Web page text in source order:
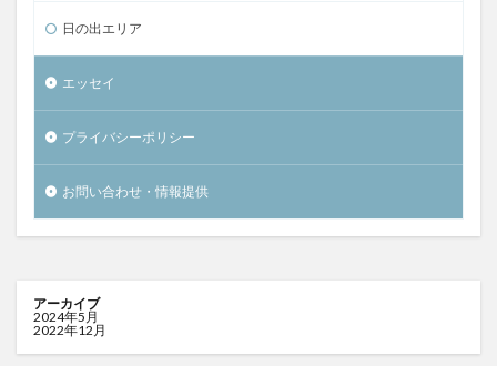
日の出エリア
エッセイ
プライバシーポリシー
お問い合わせ・情報提供
アーカイブ
2024年5月
2022年12月